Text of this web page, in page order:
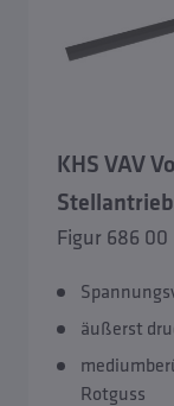
Übersicht
KHS Venturi-
KHS
KHS VAV
Figur 686 00
äußerst
Rotguss